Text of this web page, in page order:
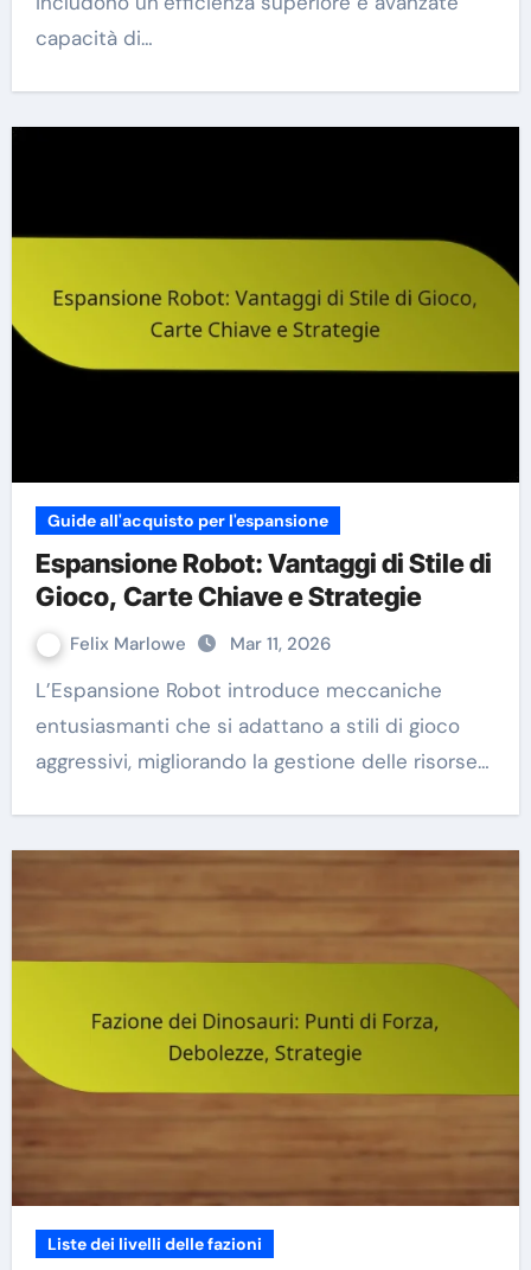
capacità di…
Guide all'acquisto per l'espansione
Espansione Robot: Vantaggi di Stile di
Gioco, Carte Chiave e Strategie
Felix Marlowe Mar 11, 2026
L’Espansione Robot introduce meccaniche
entusiasmanti che si adattano a stili di gioco
aggressivi, migliorando la gestione delle risorse…
Liste dei livelli delle fazioni